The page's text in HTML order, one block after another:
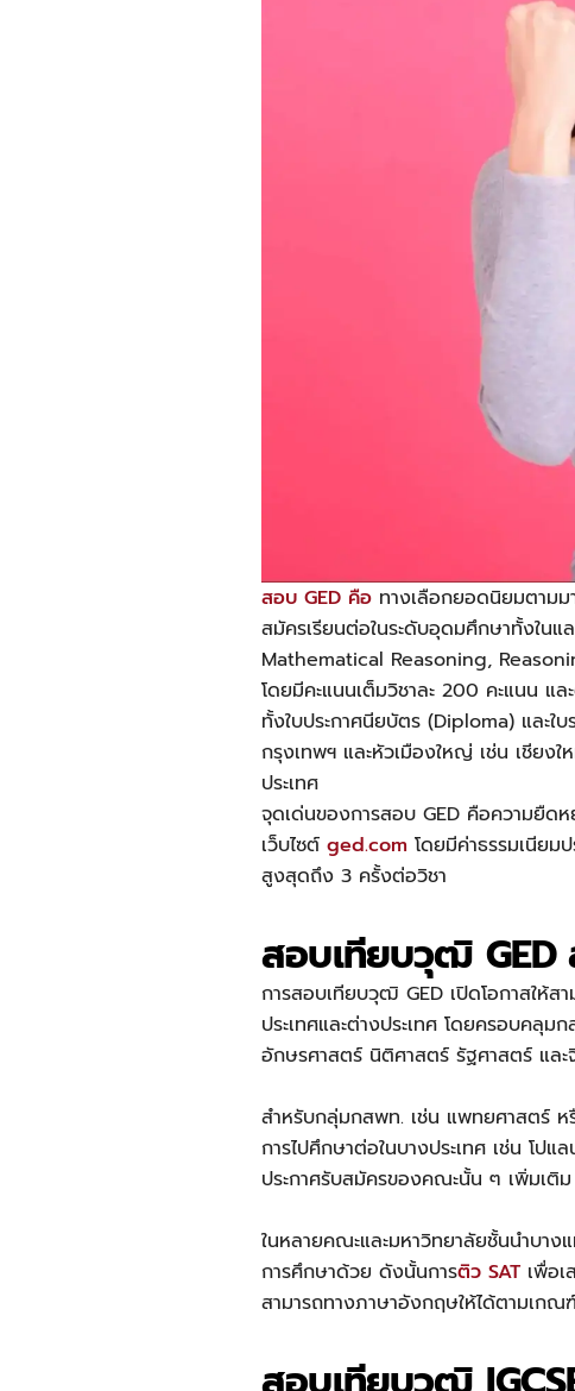
สอบ GED คือ ทางเลือกยอดนิยมตาม
สมัครเรียนต่อในระดับอุดมศึกษาทั้งใน
Mathematical Reasoning,
โดยมีคะแนนเต็มวิชาละ 200 คะแนน แล
ทั้งใบประกาศนียบัตร (Diploma) และใ
กรุงเทพฯ และหัวเมืองใหญ่ เช่น เชียงใ
ประเทศ
จุดเด่นของการสอบ GED คือความยืด
เว็บไซต์ged.com โดยมีค่าธรรมเนียม
สูงสุดถึง 3 ครั้งต่อวิชา
สอบเทียบวุฒิ GED
การสอบเทียบวุฒิ GED เปิดโอกาสให้ส
ประเทศและต่างประเทศ โดยครอบคลุ
อักษรศาสตร์ นิติศาสตร์ รัฐศาสตร์ และ
สำหรับกลุ่มกสพท. เช่น แพทยศาสตร์ ห
การไปศึกษาต่อในบางประเทศ เช่น โ
ประกาศรับสมัครของคณะนั้น ๆ เพิ่มเติม
ในหลายคณะและมหาวิทยาลัยชั้นนำบา
การศึกษาด้วย ดังนั้นการติว SATเพื่อเ
สามารถทางภาษาอังกฤษให้ได้ตามเก